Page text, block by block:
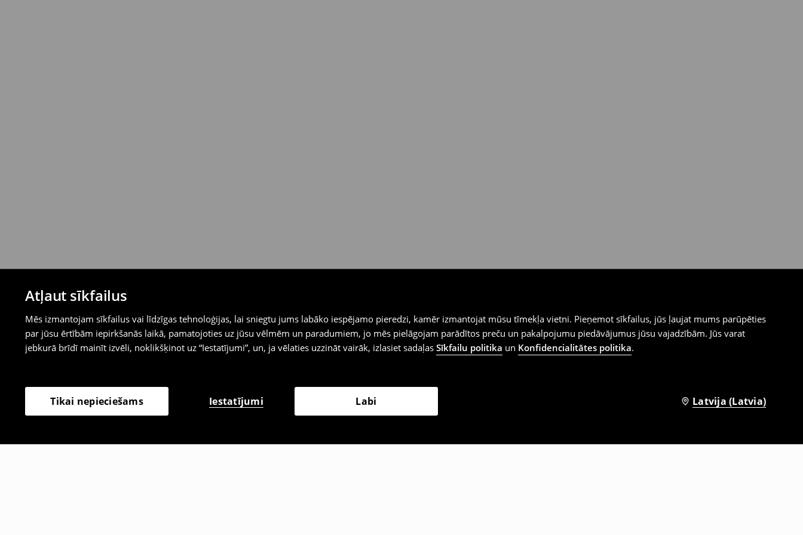
Atļaut sīkfailus
Mēs izmantojam sīkfailus vai līdzīgas tehnoloģijas, lai sniegtu jums labāko iespējamo pieredzi, kamēr izmantojat mūsu tīmekļa vietni. Pieņemot sīkfailus, jūs ļaujat mums parūpēties
par jūsu ērtībām iepirkšanās laikā, pamatojoties uz jūsu vēlmēm un paradumiem, jo mēs pielāgojam parādītos preču un pakalpojumu piedāvājumus jūsu vajadzībām. Jūs varat
jebkurā brīdī mainīt izvēli, noklikšķinot uz “Iestatījumi”, un, ja vēlaties uzzināt vairāk, izlasiet sadaļas Sīkfailu politika un Konfidencialitātes politika.
Tikai nepieciešams Iestatījumi Labi Latvija (Latvia)